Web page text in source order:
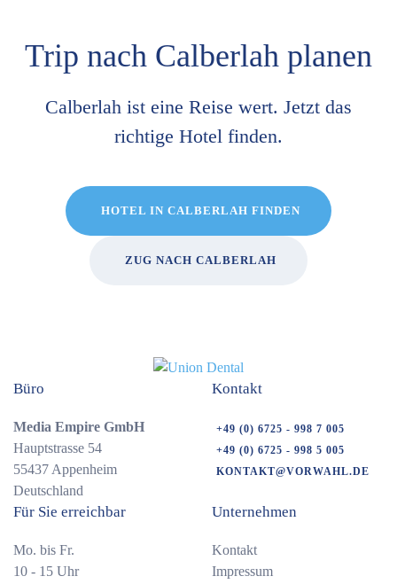
Trip nach Calberlah planen
Calberlah ist eine Reise wert. Jetzt das
richtige Hotel finden.
HOTEL IN CALBERLAH FINDEN
ZUG NACH CALBERLAH
Büro
Media Empire GmbH
Hauptstrasse 54
55437 Appenheim
Deutschland
Kontakt
+49 (0) 6725 - 998 7 005
+49 (0) 6725 - 998 5 005
KONTAKT@VORWAHL.DE
Für Sie erreichbar
Mo. bis Fr.
10 - 15 Uhr
Unternehmen
Kontakt
Impressum